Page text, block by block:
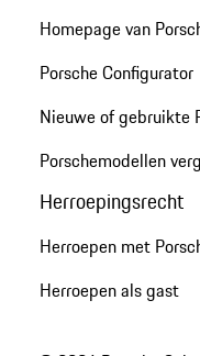
Homepage van
Porsche Configurator
Nieuwe of gebruikte
Porschemodellen
Herroepingsrecht
Herroepen met
Herroepen als gast